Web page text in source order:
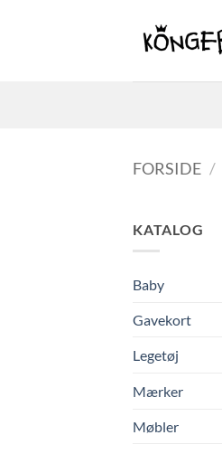
FORSIDE /
KATALOG
Baby
Gavekort
Legetøj
Mærker
Møbler